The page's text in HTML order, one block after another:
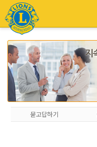
지
묻고답하기